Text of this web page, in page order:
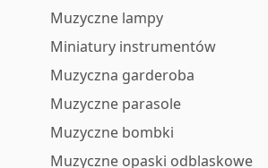
Muzyczne lampy
Miniatury instrumentów
Muzyczna garderoba
Muzyczne parasole
Muzyczne bombki
Muzyczne opaski odblaskowe